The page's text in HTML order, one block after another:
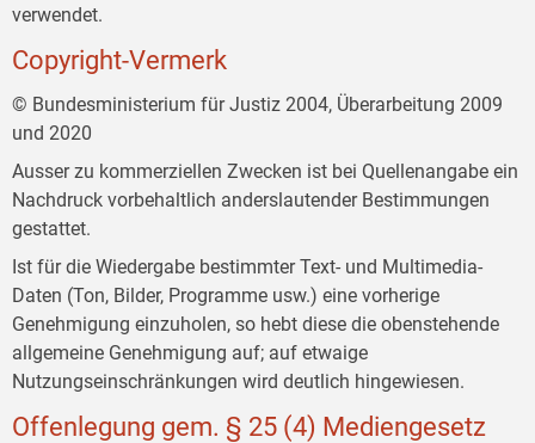
verwendet.
Copyright-Vermerk
© Bundesministerium für Justiz 2004, Überarbeitung 2009
und 2020
Ausser zu kommerziellen Zwecken ist bei Quellenangabe ein
Nachdruck vorbehaltlich anderslautender Bestimmungen
gestattet.
Ist für die Wiedergabe bestimmter Text- und Multimedia-
Daten (Ton, Bilder, Programme usw.) eine vorherige
Genehmigung einzuholen, so hebt diese die obenstehende
allgemeine Genehmigung auf; auf etwaige
Nutzungseinschränkungen wird deutlich hingewiesen.
Offenlegung gem. § 25 (4) Mediengesetz